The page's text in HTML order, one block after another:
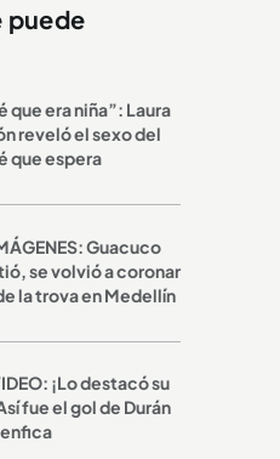
puede
que era niña”: Laura
reveló el sexo del
que espera
Guacuco
se volvió a coronar
la trova en Medellín
¡Lo destacó su
fue el gol de Durán